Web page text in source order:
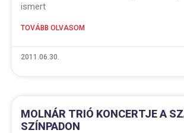
ismert
TOVÁBB OLVASOM
2011.06.30.
MOLNÁR TRIÓ KONCERTJE A
SZÍNPADON